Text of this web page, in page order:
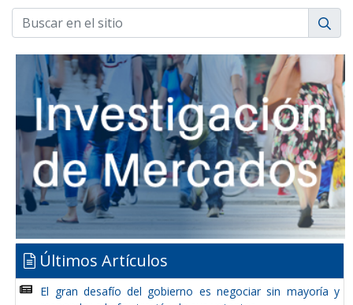
Últimos Artículos
El gran desafío del gobierno es negociar sin mayoría y